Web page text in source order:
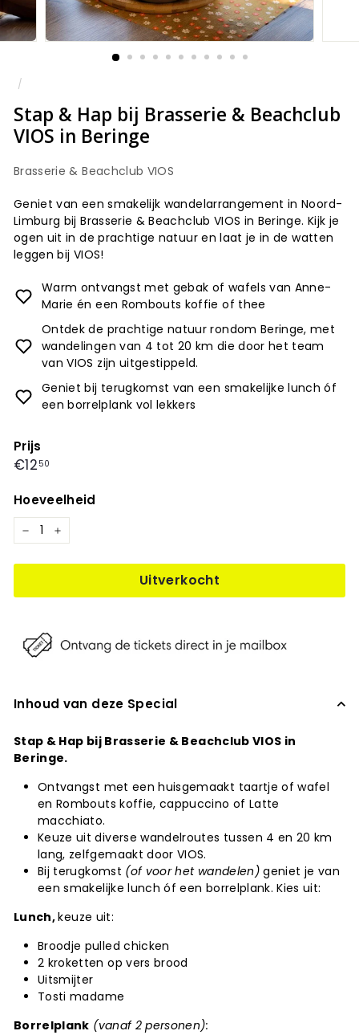
/
Stap & Hap bij Brasserie & Beachclub
VIOS in Beringe
Brasserie & Beachclub VIOS
Geniet van een smakelijk wandelarrangement in Noord-
Limburg bij Brasserie & Beachclub VIOS in Beringe. Kijk je
ogen uit in de prachtige natuur en laat je in de watten
leggen bij VIOS!
Warm ontvangst met gebak of wafels van Anne-
Marie én een Rombouts koffie of thee
Ontdek de prachtige natuur rondom Beringe, met
wandelingen van 4 tot 20 km die door het team
van VIOS zijn uitgestippeld.
Geniet bij terugkomst van een smakelijke lunch óf
een borrelplank vol lekkers
Prijs
Prijs
€12 50
Hoeveelheid
− +
Uitverkocht
Inhoud van deze Special
Stap & Hap bij Brasserie & Beachclub VIOS in
Beringe.
Ontvangst met een huisgemaakt taartje of wafel
en Rombouts koffie, cappuccino of Latte
macchiato.
Keuze uit diverse wandelroutes tussen 4 en 20 km
lang, zelfgemaakt door VIOS.
Bij terugkomst (of voor het wandelen)geniet je van
een smakelijke lunch óf een borrelplank. Kies uit:
Lunch,keuze uit:
Broodje pulled chicken
2 kroketten op vers brood
Uitsmijter
Tosti madame
Borrelplank (vanaf 2 personen):